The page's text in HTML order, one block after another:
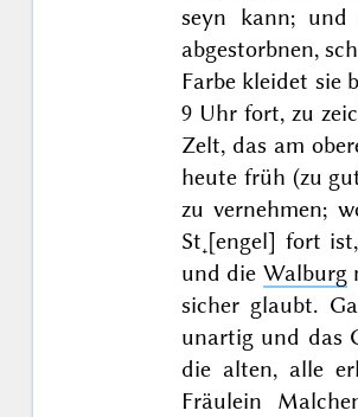
seyn kann;
abgestorbnen,
Farbe kleidet sie
9 Uhr fort, zu
Zelt, das am
heute früh (zu
zu vernehmen;
St˖[engel] fort
und die Walburg
sicher glaubt.
unartig und das
die alten, alle
Fräulein